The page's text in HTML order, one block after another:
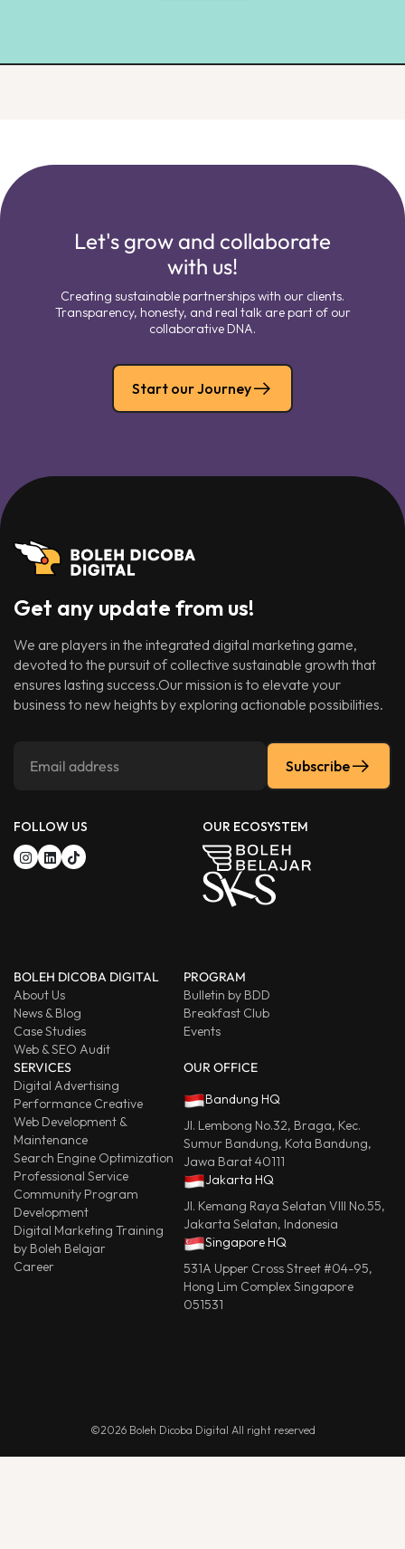
Let's grow and collaborate
with us!
Creating sustainable partnerships with our clients.
Transparency, honesty, and real talk are part of our
collaborative DNA.
Start our Journey
Get any update from us!
We are players in the integrated digital marketing game,
devoted to the pursuit of collective sustainable growth that
ensures lasting success.Our mission is to elevate your
business to new heights by exploring actionable possibilities.
Subscribe
FOLLOW US OUR ECOSYSTEM
BOLEH DICOBA DIGITAL
About Us
News & Blog
Case Studies
Web & SEO Audit
PROGRAM
Bulletin by BDD
Breakfast Club
Events
SERVICES
Digital Advertising
Performance Creative
Web Development &
Maintenance
Search Engine Optimization
Professional Service
Community Program
Development
Digital Marketing Training
by Boleh Belajar
Career
OUR OFFICE
Bandung HQ
Jl. Lembong No.32, Braga, Kec.
Sumur Bandung, Kota Bandung,
Jawa Barat 40111
Jakarta HQ
Jl. Kemang Raya Selatan VIII No.55,
Jakarta Selatan, Indonesia
Singapore HQ
531A Upper Cross Street #04-95,
Hong Lim Complex Singapore
051531
©2026 Boleh Dicoba Digital All right reserved